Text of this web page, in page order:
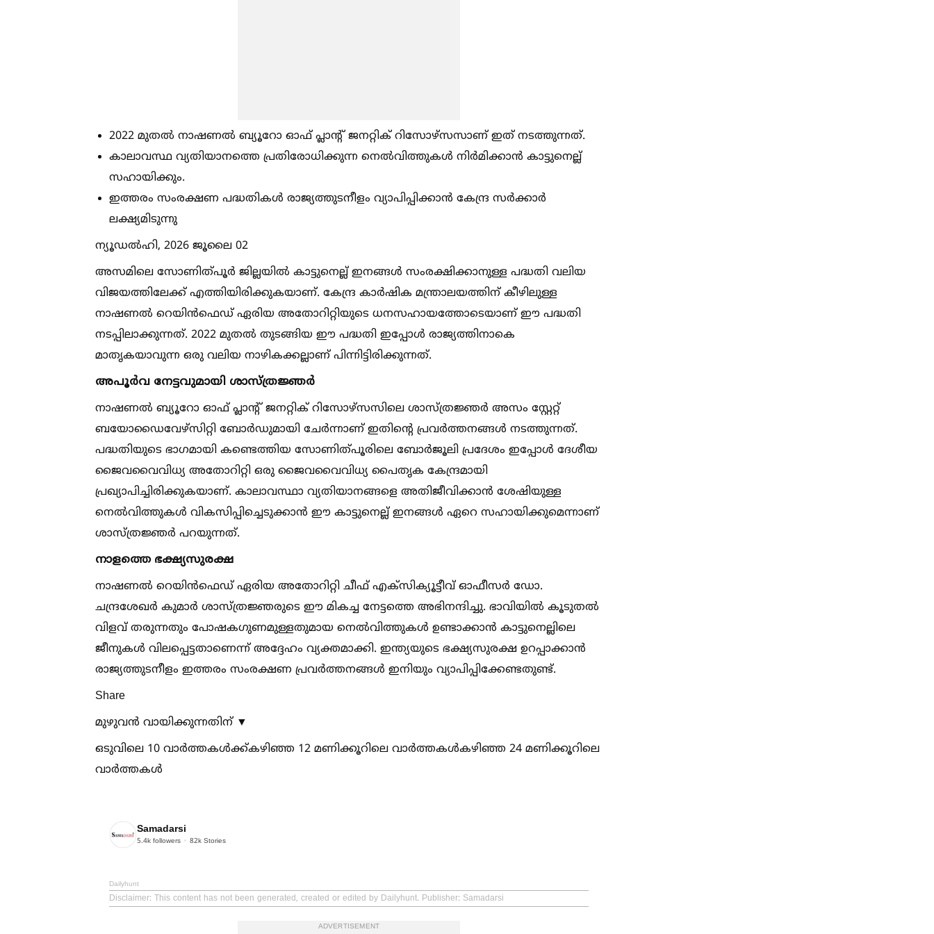
2022 മുതല്‍ നാഷണല്‍ ബ്യൂറോ ഓഫ് പ്ലാന്റ് ജനറ്റിക് റിസോഴ്സസാണ് ഇത് നടത്തുന്നത്.
കാലാവസ്ഥ വ്യതിയാനത്തെ പ്രതിരോധിക്കുന്ന നെല്‍വിത്തുകള്‍ നിർമിക്കാൻ കാട്ടുനെല്ല്
സഹായിക്കും.
ഇത്തരം സംരക്ഷണ പദ്ധതികള്‍ രാജ്യത്തുടനീളം വ്യാപിപ്പിക്കാൻ കേന്ദ്ര സർക്കാർ
ലക്ഷ്യമിടുന്നു
ന്യൂഡല്‍ഹി, 2026 ജൂലൈ 02
അസമിലെ സോണിത്പൂർ ജില്ലയില്‍ കാട്ടുനെല്ല് ഇനങ്ങള്‍ സംരക്ഷിക്കാനുള്ള പദ്ധതി വലിയ
വിജയത്തിലേക്ക് എത്തിയിരിക്കുകയാണ്. കേന്ദ്ര കാർഷിക മന്ത്രാലയത്തിന് കീഴിലുള്ള
നാഷണല്‍ റെയിൻഫെഡ് ഏരിയ അതോറിറ്റിയുടെ ധനസഹായത്തോടെയാണ് ഈ പദ്ധതി
നടപ്പിലാക്കുന്നത്. 2022 മുതല്‍ തുടങ്ങിയ ഈ പദ്ധതി ഇപ്പോള്‍ രാജ്യത്തിനാകെ
മാതൃകയാവുന്ന ഒരു വലിയ നാഴികക്കല്ലാണ് പിന്നിട്ടിരിക്കുന്നത്.
അപൂർവ നേട്ടവുമായി ശാസ്ത്രജ്ഞർ
നാഷണല്‍ ബ്യൂറോ ഓഫ് പ്ലാന്റ് ജനറ്റിക് റിസോഴ്സസിലെ ശാസ്ത്രജ്ഞർ അസം സ്റ്റേറ്റ്
ബയോഡൈവേഴ്സിറ്റി ബോർഡുമായി ചേർന്നാണ് ഇതിന്റെ പ്രവർത്തനങ്ങള്‍ നടത്തുന്നത്.
പദ്ധതിയുടെ ഭാഗമായി കണ്ടെത്തിയ സോണിത്പൂരിലെ ബോർജൂലി പ്രദേശം ഇപ്പോള്‍ ദേശീയ
ജൈവവൈവിധ്യ അതോറിറ്റി ഒരു ജൈവവൈവിധ്യ പൈതൃക കേന്ദ്രമായി
പ്രഖ്യാപിച്ചിരിക്കുകയാണ്. കാലാവസ്ഥാ വ്യതിയാനങ്ങളെ അതിജീവിക്കാൻ ശേഷിയുള്ള
നെല്‍വിത്തുകള്‍ വികസിപ്പിച്ചെടുക്കാൻ ഈ കാട്ടുനെല്ല് ഇനങ്ങള്‍ ഏറെ സഹായിക്കുമെന്നാണ്
ശാസ്ത്രജ്ഞർ പറയുന്നത്.
നാളത്തെ ഭക്ഷ്യസുരക്ഷ
നാഷണല്‍ റെയിൻഫെഡ് ഏരിയ അതോറിറ്റി ചീഫ് എക്സിക്യൂട്ടീവ് ഓഫീസർ ഡോ.
ചന്ദ്രശേഖർ കുമാർ ശാസ്ത്രജ്ഞരുടെ ഈ മികച്ച നേട്ടത്തെ അഭിനന്ദിച്ചു. ഭാവിയില്‍ കൂടുതല്‍
വിളവ് തരുന്നതും പോഷകഗുണമുള്ളതുമായ നെല്‍വിത്തുകള്‍ ഉണ്ടാക്കാൻ കാട്ടുനെല്ലിലെ
ജീനുകള്‍ വിലപ്പെട്ടതാണെന്ന് അദ്ദേഹം വ്യക്തമാക്കി. ഇന്ത്യയുടെ ഭക്ഷ്യസുരക്ഷ ഉറപ്പാക്കാൻ
രാജ്യത്തുടനീളം ഇത്തരം സംരക്ഷണ പ്രവർത്തനങ്ങള്‍ ഇനിയും വ്യാപിപ്പിക്കേണ്ടതുണ്ട്.
Share
മുഴുവൻ വായിക്കുന്നതിന് ▼
ഒടുവിലെ 10 വാർത്തകള്‍ക്ക്കഴിഞ്ഞ 12 മണിക്കൂറിലെ വാർത്തകള്‍കഴിഞ്ഞ 24 മണിക്കൂറിലെ
വാർത്തകള്‍
Samadarsi
5.4k followers 82k Stories
Dailyhunt
Disclaimer: This content has not been generated, created or edited by Dailyhunt. Publisher: Samadarsi
ADVERTISEMENT